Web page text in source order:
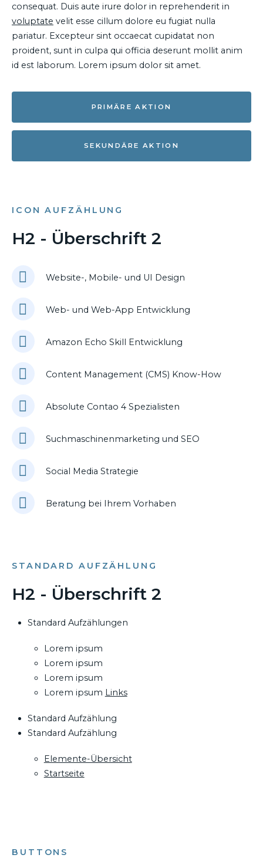
consequat. Duis aute irure dolor in reprehenderit in
voluptate velit esse cillum dolore eu fugiat nulla
pariatur. Excepteur sint occaecat cupidatat non
proident, sunt in culpa qui officia deserunt mollit anim
id est laborum. Lorem ipsum dolor sit amet.
PRIMÄRE AKTION
SEKUNDÄRE AKTION
ICON AUFZÄHLUNG
H2 - Überschrift 2
Website-, Mobile- und UI Design
Web- und Web-App Entwicklung
Amazon Echo Skill Entwicklung
Content Management (CMS) Know-How
Absolute Contao 4 Spezialisten
Suchmaschinenmarketing und SEO
Social Media Strategie
Beratung bei Ihrem Vorhaben
STANDARD AUFZÄHLUNG
H2 - Überschrift 2
Standard Aufzählungen
Lorem ipsum
Lorem ipsum
Lorem ipsum
Lorem ipsum Links
Standard Aufzählung
Standard Aufzählung
Elemente-Übersicht
Startseite
BUTTONS